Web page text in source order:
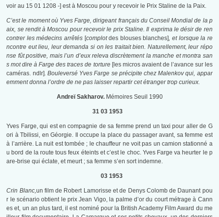
voir au 15 01 1208 -] est à Moscou pour y recevoir le Prix Staline de la Paix.
C’est le moment où Yves Farge, dirigeant français du Conseil Mondial de la p
aix, se rendit à Moscou pour recevoir le prix Staline. Il exprima le désir de ren
contrer les médecins arrêtés [complotdes blouses blanches], et lorsque la re
ncontre eut lieu, leur demanda si on les traitait bien. Naturellement, leur répo
nse fût positive, mais l’un d’eux releva discrètement la manche et montra san
s mot dire à Farge des traces de torture [les micros avaient de l’avance sur les
caméras. ndlr]. Bouleversé Yves Farge se précipite chez Malenkov qui, appar
emment donna l’ordre de ne pas laisser repartir cet étranger trop curieux.
Andreï Sakharov. Mémoires Seuil 1990
31 03 1953
Yves Farge, qui est en compagnie de sa femme prend un taxi pour aller de G
ori à Tbilissi, en Géorgie. Il occupe la place du passager avant, sa femme est
à l’arrière. La nuit est tombée ; le chauffeur ne voit pas un camion stationné a
u bord de la route tous feux éteints et c’est le choc. Yves Farge va heurter le p
are-brise qui éclate, et meurt ; sa femme s’en sort indemne.
03 1953
Crin Blanc,un film de Robert Lamorisse et de Denys Colomb de Daunant pou
r le scénario obtient le prix Jean Vigo, la palme d’or du court métrage à Cann
es et, un an plus tard, il est nominé pour la British Academy Film Award du me